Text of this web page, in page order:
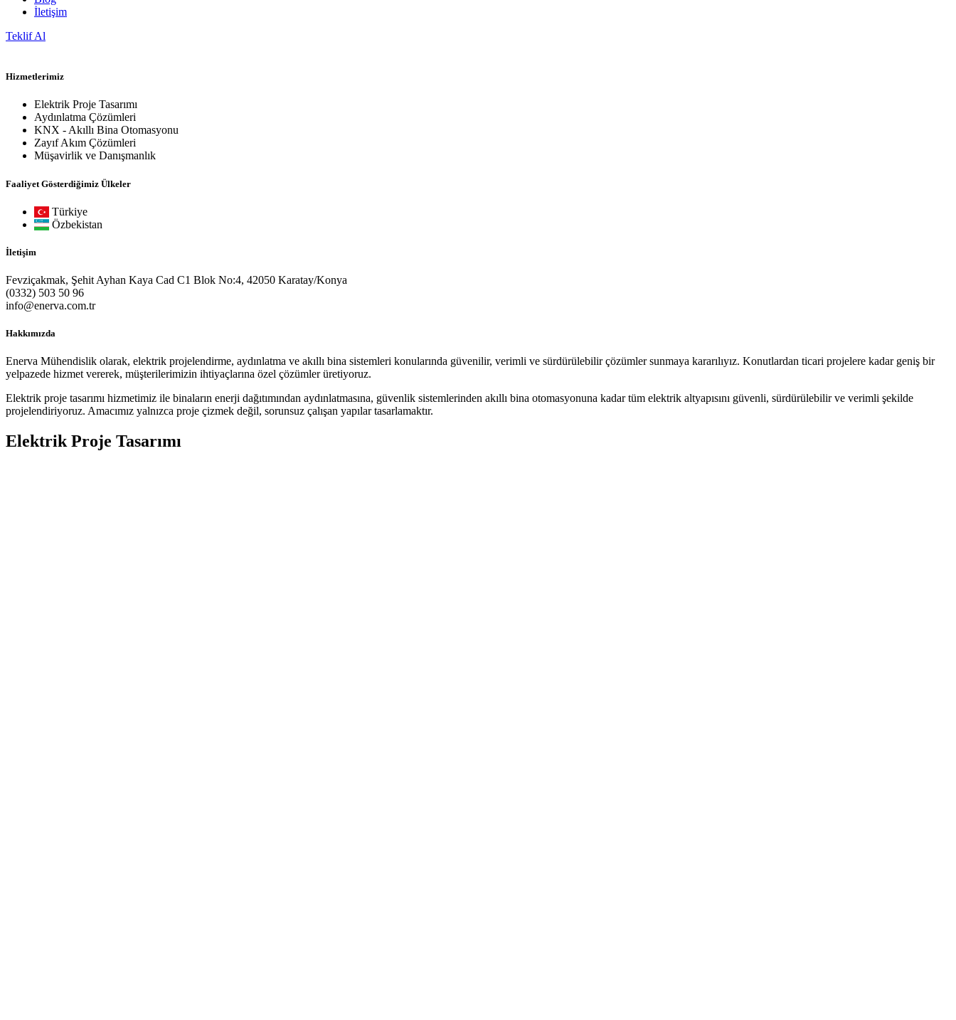
İletişim
Teklif Al
Hizmetlerimiz
Elektrik Proje Tasarımı
Aydınlatma Çözümleri
KNX - Akıllı Bina Otomasyonu
Zayıf Akım Çözümleri
Müşavirlik ve Danışmanlık
Faaliyet Gösterdiğimiz Ülkeler
Türkiye
Özbekistan
İletişim
Fevziçakmak, Şehit Ayhan Kaya Cad C1 Blok No:4, 42050 Karatay/Konya
(0332) 503 50 96
info@enerva.com.tr
Hakkımızda
Enerva Mühendislik olarak, elektrik projelendirme, aydınlatma ve akıllı bina sistemleri konularında güvenilir, verimli ve sürdürülebilir çözümler sunmaya kararılıyız. Konutlardan ticari projelere kadar geniş bir
yelpazede hizmet vererek, müşterilerimizin ihtiyaçlarına özel çözümler üretiyoruz.
Elektrik proje tasarımı hizmetimiz ile binaların enerji dağıtımından aydınlatmasına, güvenlik sistemlerinden akıllı bina otomasyonuna kadar tüm elektrik altyapısını güvenli, sürdürülebilir ve verimli şekilde
projelendiriyoruz. Amacımız yalnızca proje çizmek değil, sorunsuz çalışan yapılar tasarlamaktır.
Elektrik Proje Tasarımı